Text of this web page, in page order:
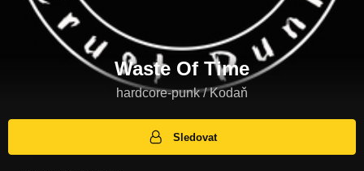
Waste Of Time
hardcore-punk / Kodaň
Sledovat